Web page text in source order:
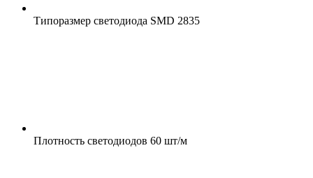
Типоразмер светодиода SMD 2835
Плотность светодиодов 60 шт/м